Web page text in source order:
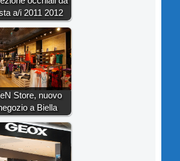
a/i 2011 2012
Store, nuovo
a Biella